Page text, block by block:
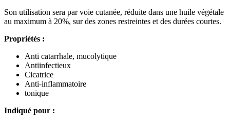
Son utilisation sera par voie cutanée, réduite dans une huile végétale
au maximum à 20%, sur des zones restreintes et des durées courtes.
Propriétés :
Anti catarrhale, mucolytique
Antiinfectieux
Cicatrice
Anti-inflammatoire
tonique
Indiqué pour :